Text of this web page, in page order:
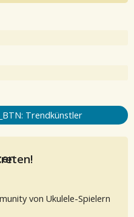
Trendkünstler
von Ukulele-Spielern